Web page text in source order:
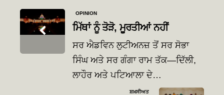
Post
navigation
OPINION
ਮਿੱਥਾਂ ਨੂੰ ਤੋੜੋ, ਮੂਰਤੀਆਂ ਨਹੀਂ
ਸਰ ਐਡਵਿਨ ਲੁਟੀਅਨਜ਼ ਤੋਂ ਸਰ ਸੋਭਾ
ਸਿੰਘ ਅਤੇ ਸਰ ਗੰਗਾ ਰਾਮ ਤੱਕ—ਦਿੱਲੀ,
ਲਾਹੌਰ ਅਤੇ ਪਟਿਆਲਾ ਦੇ…
ਸ਼ਖ਼ਸੀਅਤ